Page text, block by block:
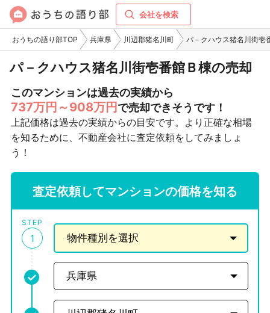
会社を検索
おうちの語り部TOP 兵庫県 川辺郡猪名川町 パ－クハウス猪名川街壱
パ－クハウス猪名川街壱番館Ｂ棟の売却
このマンションは過去の実績から
737万円～908万円で売却できそうです！
上記価格は過去の実績からの目安です。より正確な相場
を知るために、不動産会社に査定依頼をしてみましょ
う！
査定依頼してマンションの価格を知る
STEP
1